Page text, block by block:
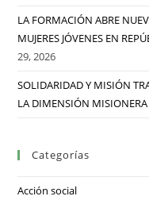
LA FORMACIÓN ABRE
MUJERES JÓVENES EN
29, 2026
SOLIDARIDAD Y MISIÓN
LA DIMENSIÓN
Categorías
Acción social